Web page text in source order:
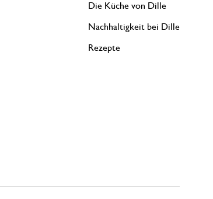
Die Küche von Dille
Nachhaltigkeit bei Dille
Rezepte